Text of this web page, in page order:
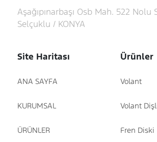
Aşağıpınarbaşı Osb Mah. 522 Nolu
Selçuklu / KONYA
Site Haritası
ANA SAYFA
KURUMSAL
ÜRÜNLER
Ürünler
Volant
Volant
Fren Diski